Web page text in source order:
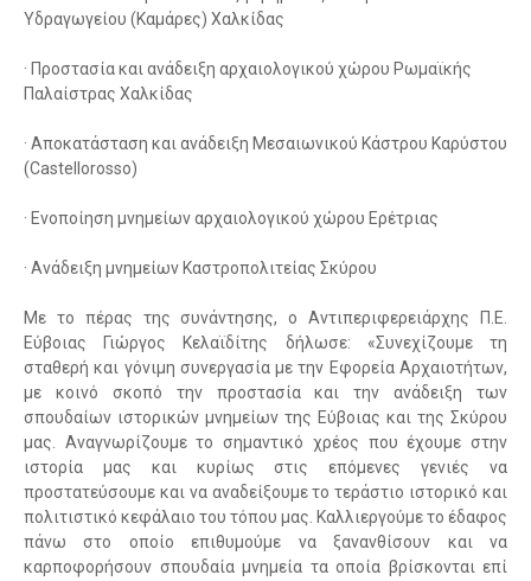
Υδραγωγείου (Καμάρες) Χαλκίδας
· Προστασία και ανάδειξη αρχαιολογικού χώρου Ρωμαϊκής
Παλαίστρας Χαλκίδας
· Αποκατάσταση και ανάδειξη Μεσαιωνικού Κάστρου Καρύστου
(Castellorosso)
· Ενοποίηση μνημείων αρχαιολογικού χώρου Ερέτριας
· Ανάδειξη μνημείων Καστροπολιτείας Σκύρου
Με το πέρας της συνάντησης, ο Αντιπεριφερειάρχης Π.Ε.
Εύβοιας Γιώργος Κελαϊδίτης δήλωσε: «Συνεχίζουμε τη
σταθερή και γόνιμη συνεργασία με την Εφορεία Αρχαιοτήτων,
με κοινό σκοπό την προστασία και την ανάδειξη των
σπουδαίων ιστορικών μνημείων της Εύβοιας και της Σκύρου
μας. Αναγνωρίζουμε το σημαντικό χρέος που έχουμε στην
ιστορία μας και κυρίως στις επόμενες γενιές να
προστατεύσουμε και να αναδείξουμε το τεράστιο ιστορικό και
πολιτιστικό κεφάλαιο του τόπου μας. Καλλιεργούμε το έδαφος
πάνω στο οποίο επιθυμούμε να ξανανθίσουν και να
καρποφορήσουν σπουδαία μνημεία τα οποία βρίσκονται επί